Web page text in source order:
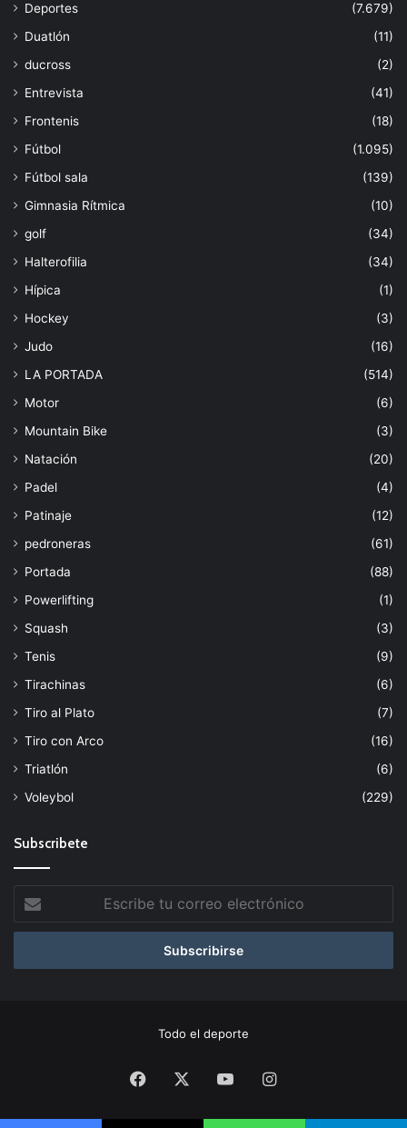
Deportes
(7.679)
Duatlón
(11)
ducross
(2)
Entrevista
(41)
Frontenis
(18)
Fútbol
(1.095)
Fútbol sala
(139)
Gimnasia Rítmica
(10)
golf
(34)
Halterofilia
(34)
Hípica
(1)
Hockey
(3)
Judo
(16)
LA PORTADA
(514)
Motor
(6)
Mountain Bike
(3)
Natación
(20)
Padel
(4)
Patinaje
(12)
pedroneras
(61)
Portada
(88)
Powerlifting
(1)
Squash
(3)
Tenis
(9)
Tirachinas
(6)
Tiro al Plato
(7)
Tiro con Arco
(16)
Triatlón
(6)
Voleybol
(229)
Subscribete
tu
correo
Todo el deporte
Facebook YouTubeInstagram